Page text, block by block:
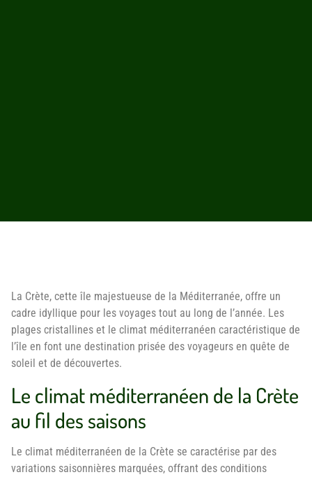
La Crète, cette île majestueuse de la Méditerranée, offre un
cadre idyllique pour les voyages tout au long de l’année. Les
plages cristallines et le climat méditerranéen caractéristique de
l’île en font une destination prisée des voyageurs en quête de
soleil et de découvertes.
Le climat méditerranéen de la Crète
au fil des saisons
Le climat méditerranéen de la Crète se caractérise par des
variations saisonnières marquées, offrant des conditions